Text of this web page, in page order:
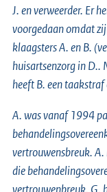
J. en verweerder. Er
voorgedaan omdat
klaagsters A. en B.
huisartsenzorg in D..
heeft B. een
A. was vanaf 1994
vertrouwensbreuk.
die